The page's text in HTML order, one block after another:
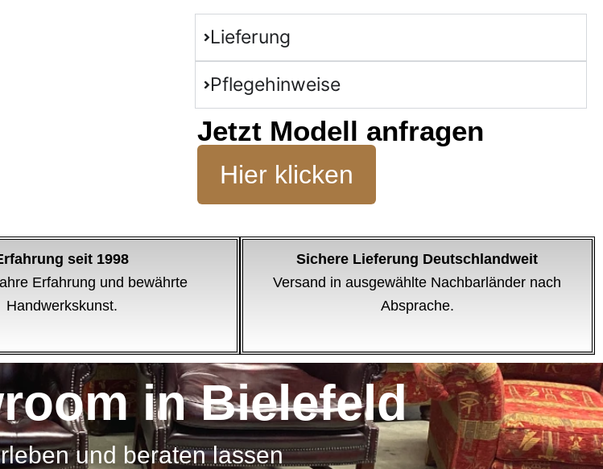
Lieferung
Pflegehinweise
Jetzt Modell anfragen
Hier klicken
seit 1998
Erfahrung und bewährte
Handwerkskunst.
Sichere Lieferung Deutschlandweit
Versand in ausgewählte Nachbarländer nach
Absprache.
in Bielefeld
und beraten lassen